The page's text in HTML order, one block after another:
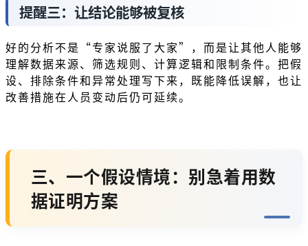
提醒三：让结论能够被复核
好的分析不是“专家说服了大家”，而是让其他人能够
理解数据来源、筛选规则、计算逻辑和限制条件。把假
设、排除条件和异常处理写下来，既能降低误解，也让
改善措施在人员变动后仍可延续。
三、一个假设情境：别急着用数
据证明方案